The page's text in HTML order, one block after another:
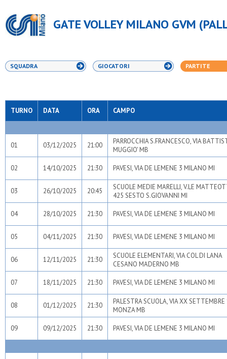
GATE VOLLEY MILANO GVM
SQUADRA GIOCATORI PARTITE
TURNO DATA ORA CAMPO
01 03/12/2025 21:00
PARROCCHIA S.FRANCESCO, VIA
MUGGIO' MB
02 14/10/2025 21:30 PAVESI, VIA DE LEMENE 3 MILANO MI
03 26/10/2025 20:45
SCUOLE MEDIE MARELLI, V.LE
425 SESTO S.GIOVANNI MI
04 28/10/2025 21:30 PAVESI, VIA DE LEMENE 3 MILANO MI
05 04/11/2025 21:30 PAVESI, VIA DE LEMENE 3 MILANO MI
06 12/11/2025 21:30
SCUOLE ELEMENTARI, VIA COL DI LANA
CESANO MADERNO MB
07 18/11/2025 21:30 PAVESI, VIA DE LEMENE 3 MILANO MI
08 01/12/2025 21:30
PALESTRA SCUOLA, VIA XX
MONZA MB
09 09/12/2025 21:30 PAVESI, VIA DE LEMENE 3 MILANO MI